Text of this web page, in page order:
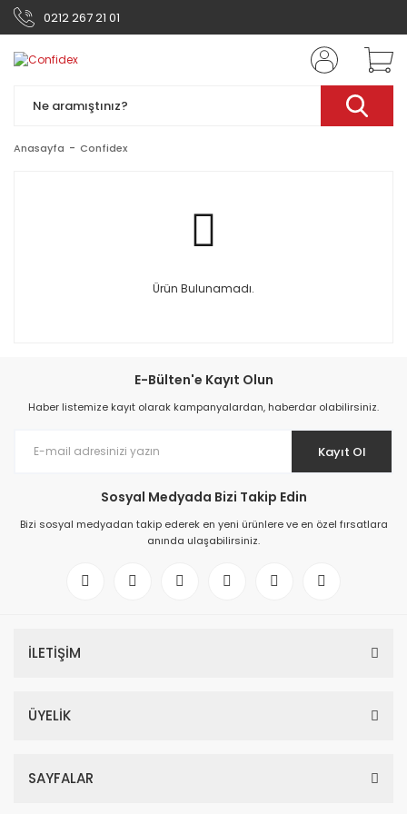
0212 267 21 01
Anasayfa Confidex
Ürün Bulunamadı.
E-Bülten'e Kayıt Olun
Haber listemize kayıt olarak kampanyalardan, haberdar olabilirsiniz.
Kayıt Ol
Sosyal Medyada Bizi Takip Edin
Bizi sosyal medyadan takip ederek en yeni ürünlere ve en özel fırsatlara
anında ulaşabilirsiniz.
İLETİŞİM
ÜYELİK
SAYFALAR